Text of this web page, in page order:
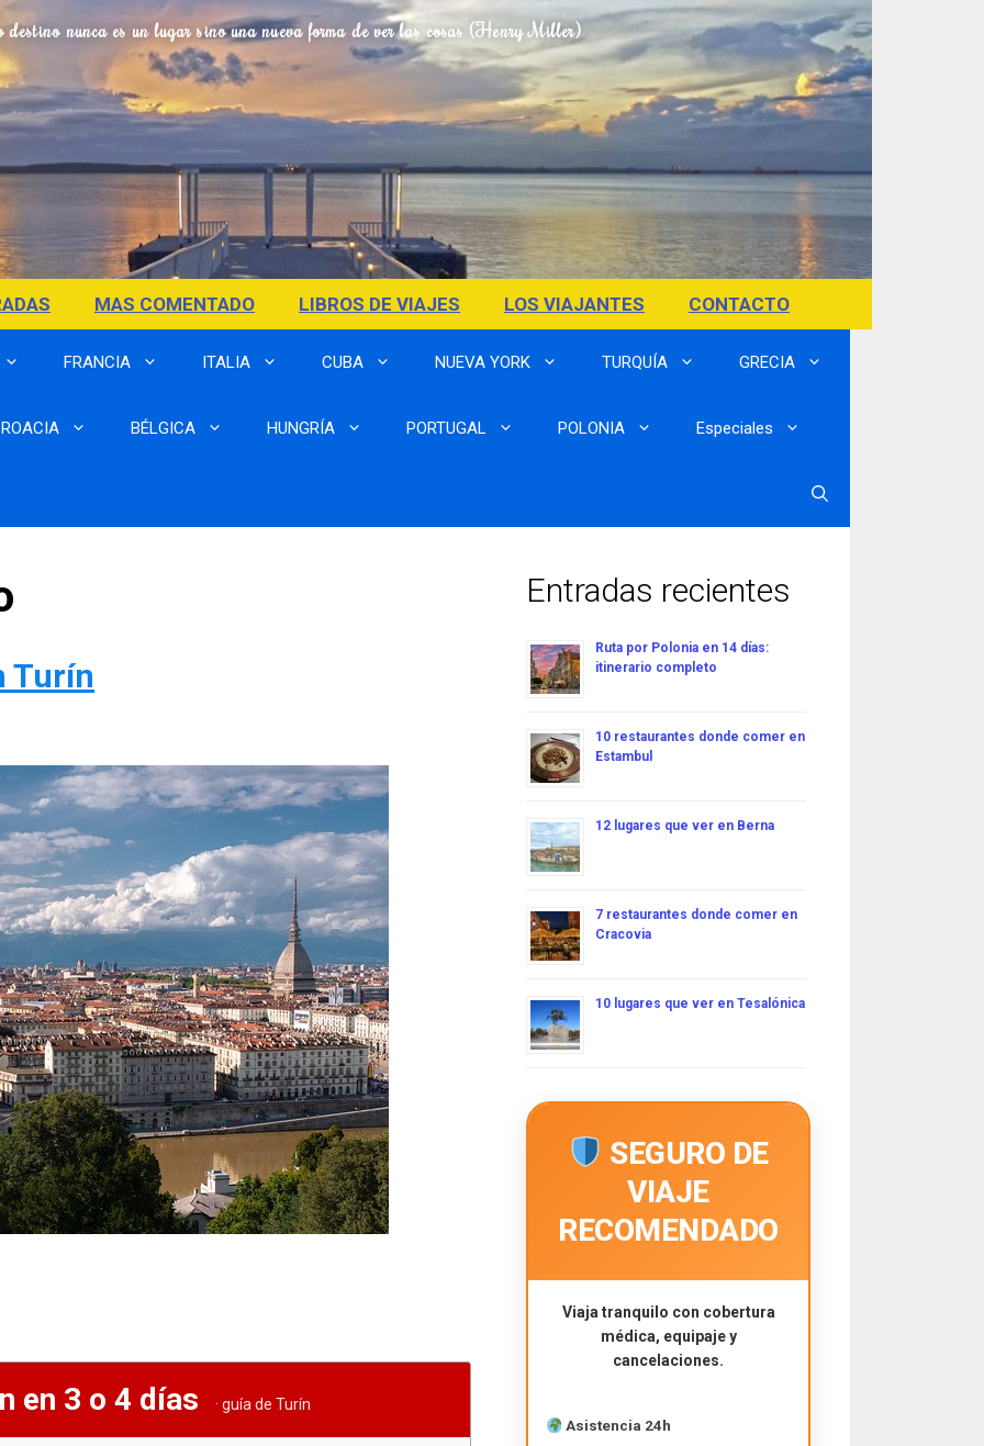
destino nunca es un lugar sino una nueva forma de ver las cosas (Henry Miller)
MAS COMENTADO LIBROS DE VIAJES LOS VIAJANTES CONTACTO
FRANCIA ITALIA CUBA NUEVA YORK TURQUÍA GRECIA
BÉLGICA HUNGRÍA PORTUGAL POLONIA Especiales
Turín
en 3 o 4 días
Entradas recientes
Ruta por Polonia en 14 días:
itinerario completo
10 restaurantes donde comer en
Estambul
12 lugares que ver en Berna
7 restaurantes donde comer en
Cracovia
10 lugares que ver en Tesalónica
SEGURO DE
VIAJE
RECOMENDADO
Viaja tranquilo con cobertura
médica, equipaje y
cancelaciones.
Asistencia 24h